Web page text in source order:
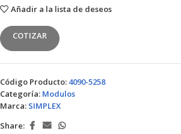
Añadir a la lista de deseos
COTIZAR
Código Producto: 4090-5258
Categoría: Modulos
Marca: SIMPLEX
Share: